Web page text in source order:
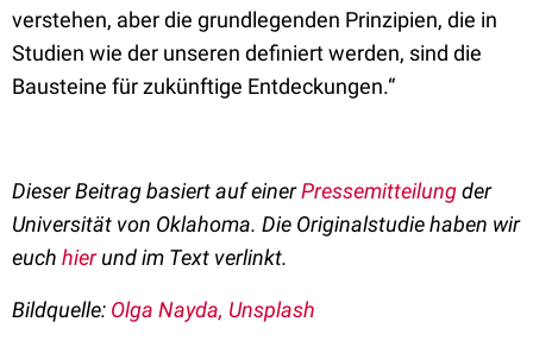
verstehen, aber die grundlegenden Prinzipien, die in
Studien wie der unseren definiert werden, sind die
Bausteine für zukünftige Entdeckungen.“
Dieser Beitrag basiert auf einerPressemitteilungder
Universität von Oklahoma. Die Originalstudie haben wir
euch hierund im Text verlinkt.
Bildquelle: Olga Nayda, Unsplash